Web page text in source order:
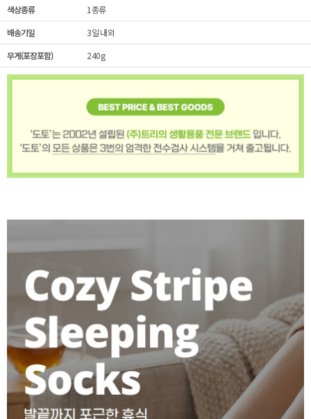
색상종류
1종류
배송기일
3일 내외
무게(포장포함)
240g